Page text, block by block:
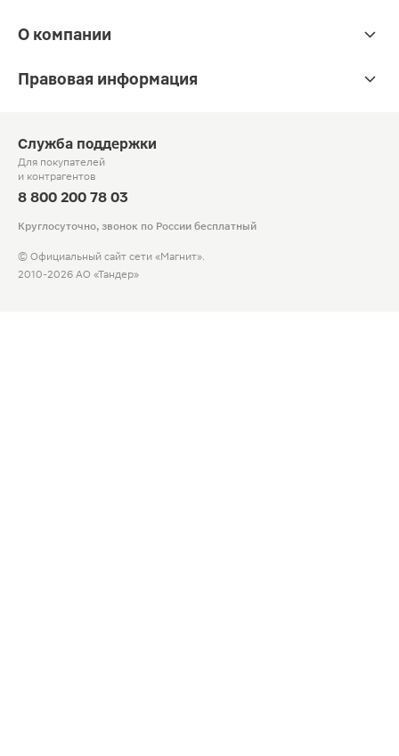
О компании
Правовая информация
Служба поддержки
Для покупателей
и контрагентов
8 800 200 78 03
Круглосуточно, звонок по России бесплатный
© Официальный сайт сети «Магнит».
2010-2026 АО «Тандер»